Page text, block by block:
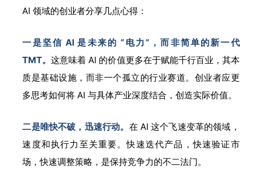
AI 领域的创业者分享几点心得：
一是坚信 AI 是未来的 “电力”，而非简单的新一代
TMT。这意味着 AI 的价值更多在于赋能千行百业，其本
质是基础设施，而非一个孤立的行业赛道。创业者应更
多思考如何将 AI 与具体产业深度结合，创造实际价值。
二是唯快不破，迅速行动。 在 AI 这个飞速变革的领域，
速度和执行力至关重要。快速迭代产品，快速验证市
场，快速调整策略，是保持竞争力的不二法门。